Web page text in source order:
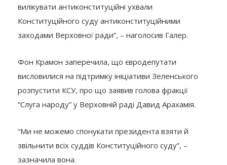
вилікувати антиконституційні ухвали
Конституційного суду антиконституційними
заходами Верховної ради”, – наголосив Галер.
Фон Крамон заперечила, що євродепутати
висловилися на підтримку ініціативи Зеленського
розпустити КСУ, про що заявив голова фракції
“Слуга народу” у Верховній раді Давид Арахамія.
“Ми не можемо спонукати президента взяти й
звільнити всіх суддів Конституційного суду”, –
зазначила вона.